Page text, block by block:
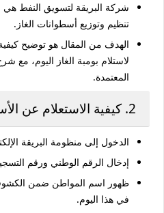
شركة البريقة لتسويق النفط هي
تنظيم وتوزيع أسطوانات الغاز.
الهدف من المقال هو توضيح
لاستلام بومبة الغاز اليوم، مع
المعتمدة.
2. كيفية الاستعلام عن الأسماء
الدخول إلى منظومة البريقة
إدخال الرقم الوطني ورقم
ظهور اسم المواطن ضمن
في هذا اليوم.